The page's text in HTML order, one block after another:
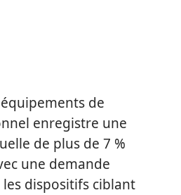
de
enregistre une
de plus de 7 %
une demande
dispositifs ciblant